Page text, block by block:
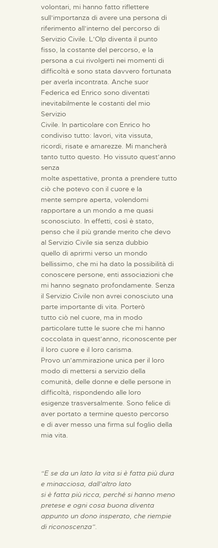
volontari, mi hanno fatto riflettere
sull’importanza di avere una persona di
riferimento all’interno del percorso di
Servizio Civile. L’Olp diventa il punto
fisso, la costante del percorso, e la
persona a cui rivolgerti nei momenti di
difficoltà e sono stata davvero fortunata
per averla incontrata. Anche suor
Federica ed Enrico sono diventati
inevitabilmente le costanti del mio
Servizio
Civile. In particolare con Enrico ho
condiviso tutto: lavori, vita vissuta,
ricordi, risate e amarezze. Mi mancherà
tanto tutto questo. Ho vissuto quest’anno
senza
molte aspettative, pronta a prendere tutto
ciò che potevo con il cuore e la
mente sempre aperta, volendomi
rapportare a un mondo a me quasi
sconosciuto. In effetti, così è stato,
penso che il più grande merito che devo
al Servizio Civile sia senza dubbio
quello di aprirmi verso un mondo
bellissimo, che mi ha dato la possibilità di
conoscere persone, enti associazioni che
mi hanno segnato profondamente. Senza
il Servizio Civile non avrei conosciuto una
parte importante di vita. Porterò
tutto ciò nel cuore, ma in modo
particolare tutte le suore che mi hanno
coccolata in quest’anno, riconoscente per
il loro cuore e il loro carisma.
Provo un’ammirazione unica per il loro
modo di mettersi a servizio della
comunità, delle donne e delle persone in
difficoltà, rispondendo alle loro
esigenze trasversalmente. Sono felice di
aver portato a termine questo percorso
e di aver messo una firma sul foglio della
mia vita.
“E se da un lato la vita si è fatta più dura
e minacciosa, dall’altro lato
si è fatta più ricca, perché si hanno meno
pretese e ogni cosa buona diventa
appunto un dono insperato, che riempie
di riconoscenza”.